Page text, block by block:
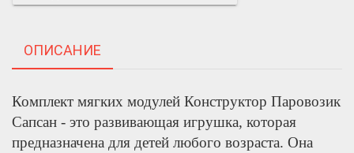
ОПИСАНИЕ
Комплект мягких модулей Конструктор Паровозик
Сапсан - это развивающая игрушка, которая
предназначена для детей любого возраста. Она